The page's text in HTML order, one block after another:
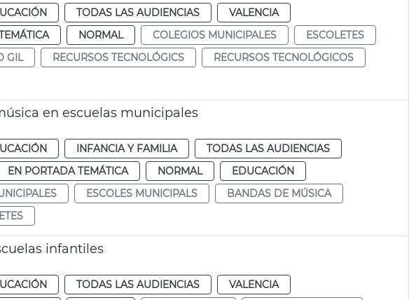
TODAS LAS AUDIENCIAS
VALENCIA
NORMAL COLEGIOS MUNICIPALES
ESCOLETES
GIL RECURSOS TECNOLÓGICS
RECURSOS TECNOLÓGICOS
en escuelas municipales
INFANCIA Y FAMILIA
TODAS LAS AUDIENCIAS
EN PORTADA TEMÁTICA NORMAL
EDUCACIÓN
ESCOLES MUNICIPALS
BANDAS DE MÚSICA
infantiles
TODAS LAS AUDIENCIAS
VALENCIA